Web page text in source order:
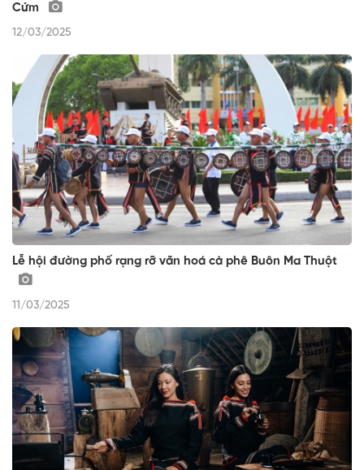
Cứm
12/03/2025
Lễ hội đường phố rạng rỡ văn hoá cà phê Buôn Ma Thuột
11/03/2025